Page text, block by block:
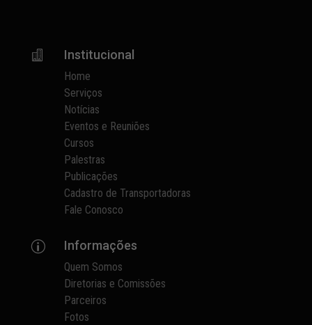
 Institucional
Home
Serviços
Notícias
Eventos e Reuniões
Cursos
Palestras
Publicações
Cadastro de Transportadoras
Fale Conosco
p Informações
Quem Somos
Diretorias e Comissões
Parceiros
Fotos